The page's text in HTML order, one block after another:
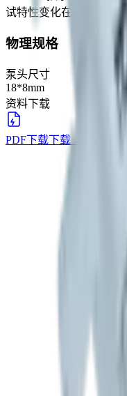
试特性变化在±20%范围内
物理规格
泵头尺寸
18*8mm
资料下载
PDF下载下载 →